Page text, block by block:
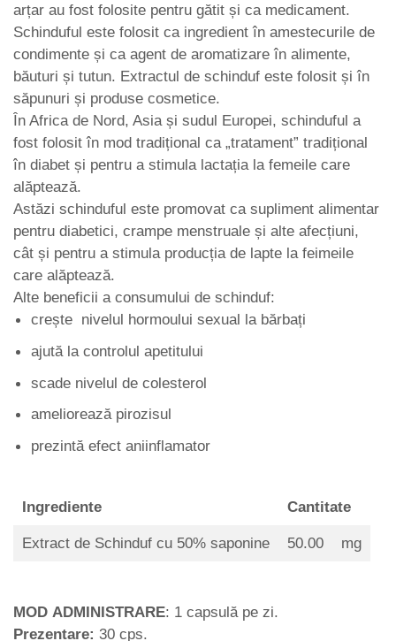
arțar au fost folosite pentru gătit și ca medicament.
Schinduful este folosit ca ingredient în amestecurile de
condimente și ca agent de aromatizare în alimente,
băuturi și tutun. Extractul de schinduf este folosit și în
săpunuri și produse cosmetice.
În Africa de Nord, Asia și sudul Europei, schinduful a
fost folosit în mod tradițional ca „tratament” tradițional
în diabet și pentru a stimula lactația la femeile care
alăptează.
Astăzi schinduful este promovat ca supliment alimentar
pentru diabetici, crampe menstruale și alte afecțiuni,
cât și pentru a stimula producția de lapte la feimeile
care alăptează.
Alte beneficii a consumului de schinduf:
crește nivelul hormoului sexual la bărbați
ajută la controlul apetitului
scade nivelul de colesterol
ameliorează pirozisul
prezintă efect aniinflamator
Ingrediente Cantitate
Extract de Schinduf cu 50% saponine 50.00 mg
MOD ADMINISTRARE: 1 capsulă pe zi.
Prezentare: 30 cps.